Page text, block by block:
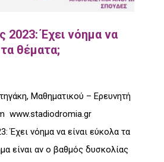
2023: Έχει νόημα να
θέματα;
Μαθηματικού – Ερευνητή
www.stadiodromia.gr
Έχει νόημα να είναι εύκολα τα
είναι αν ο βαθμός δυσκολίας